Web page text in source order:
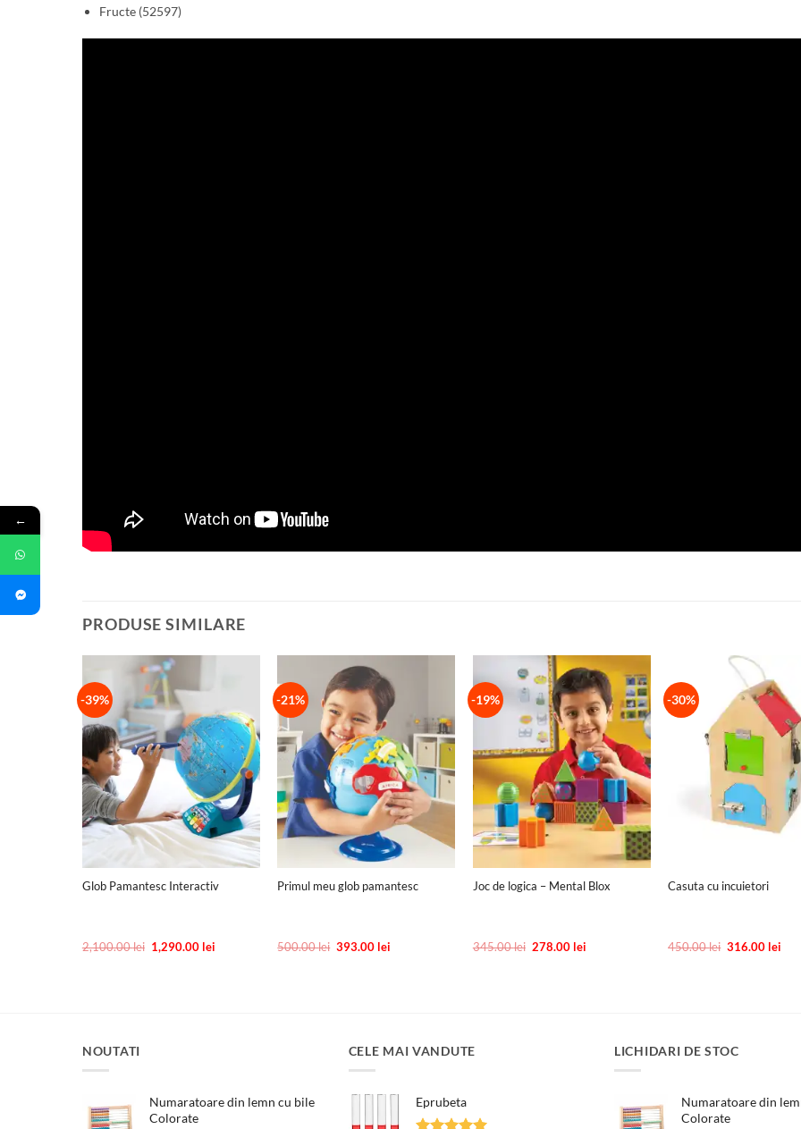
Fructe (52597)
PRODUSE SIMILARE
-39%
Glob Pamantesc Interactiv
2,100.00lei Prețul
inițial
1,290.00 leiPrețul
-21%
Primul meu glob pamantesc
500.00lei Prețul
393.00 lei
-19%
Joc de logica – Mental Blox
345.00lei Prețul
278.00 leiPrețul
-30%
Casuta cu incuietori
450.00lei Prețul
316.00 lei
NOUTATI
Numaratoare din lemn cu bile
Colorate
CELE MAI VANDUTE
Eprubeta
LICHIDARI DE STOC
Numaratoare din
Colorate
←